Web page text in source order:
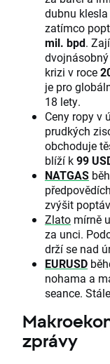
dubnu
zatímco
mil. bpd.
krizi v roce
je pro
18 lety.
Ceny ropy v
prudkých
obchoduje
blíží k99
NATGAS
zvýšit
Zlato mírně
za unci.
drží se nad
EURUSD
nohama a
seance.
zprávy